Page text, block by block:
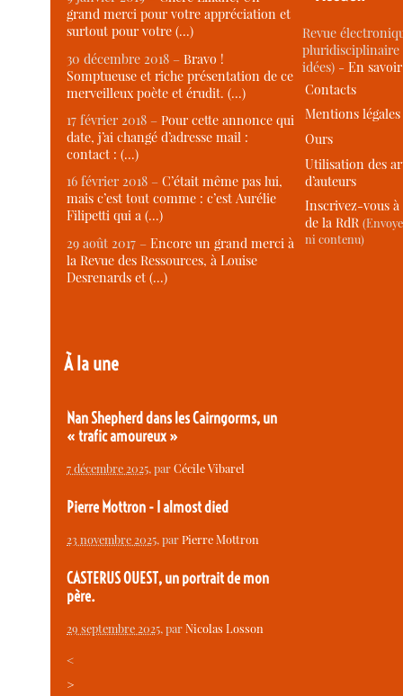
grand merci pour votre appréciation et
surtout pour votre (…)
30 décembre 2018 –Bravo !
Somptueuse et riche présentation de ce
merveilleux poète et érudit. (…)
17 février 2018 –Pour cette annonce qui
date, j’ai changé d’adresse mail :
contact : (…)
16 février 2018 –C’était même pas lui,
mais c’est tout comme : c’est Aurélie
Filipetti qui a (…)
29 août 2017 –Encore un grand merci à
la Revue des Ressources, à Louise
Desrenards et (…)
À la une
Nan Shepherd dans les Cairngorms, un
« trafic amoureux »
7 décembre 2025, parCécile Vibarel
Pierre Mottron - I almost died
23 novembre 2025, parPierre Mottron
CASTERUS OUEST, un portrait de mon
père.
29 septembre 2025, parNicolas Losson
<
>
Revue
idées) -En
Contacts
Mentions légales
Ours
Utilisation des
d’auteurs
Inscrivez-vous
de la RdR
ni contenu)